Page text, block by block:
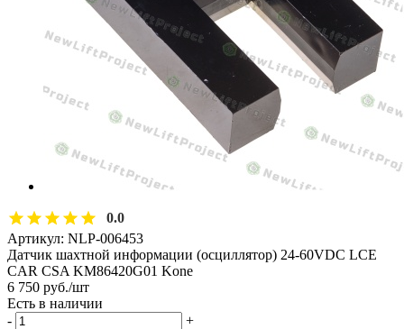
0.0
Артикул: NLP-006453
Датчик шахтной информации (осциллятор) 24-60VDC LCE
CAR CSA KM86420G01 Kone
6 750 руб./шт
Есть в наличии
-
+